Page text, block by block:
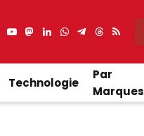
YouTube
Mastodon
LinkedIn
WhatsApp
Partager
Telegram
Threads
RSS
Technologie
Par
Marques